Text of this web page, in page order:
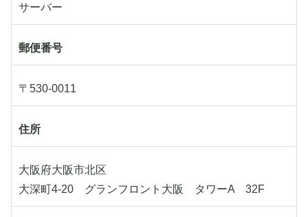
サーバー
郵便番号
〒530-0011
住所
大阪府大阪市北区
大深町4-20 グランフロント大阪 タワーA 32F